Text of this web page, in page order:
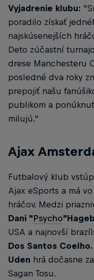
Vyjadrenie klubu:
poradilo získať
najskúsenejších
Deto zúčastní
drese Manchesteru
posledné dva roky
prepojiť našu
publikom a
milujú."
Ajax
Futbalový klub
Ajax eSports a má
hráčov. Medzi
Dani "Psycho
USA a najnovší
Dos Santos Coelho.
Uden hrá dočasne
Sagan Tosu.